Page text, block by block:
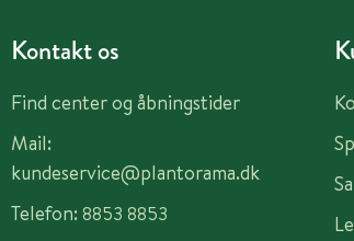
Kontakt os
Find center og åbningstider
Mail:
kundeservice@plantorama.dk
Telefon: 8853 8853